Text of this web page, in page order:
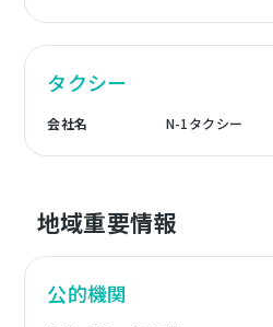
タクシー
会社名 N-1タクシー
地域重要情報
公的機関